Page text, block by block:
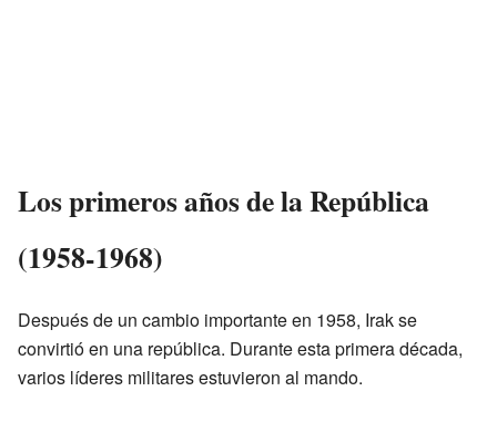
Los primeros años de la República
(1958-1968)
Después de un cambio importante en 1958, Irak se
convirtió en una república. Durante esta primera década,
varios líderes militares estuvieron al mando.